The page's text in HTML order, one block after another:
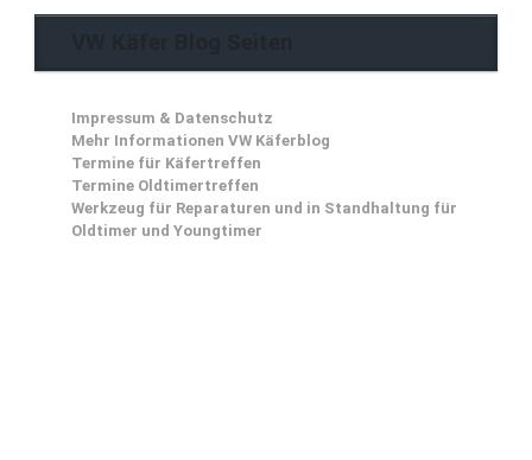
Impressum & Datenschutz
Mehr Informationen VW Käferblog
Termine für Käfertreffen
Termine Oldtimertreffen
Werkzeug für Reparaturen und in Standhaltung für
Oldtimer und Youngtimer